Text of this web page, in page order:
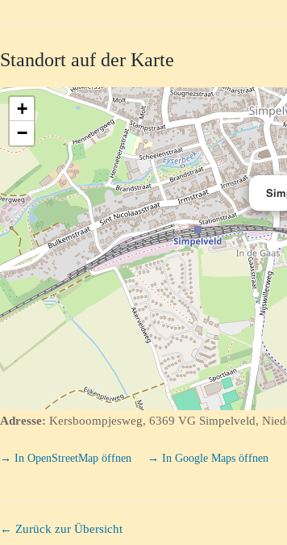
Standort auf der Karte
+
−
Adresse: Kersboompjesweg, 6369 VG Simpelveld,
→ In OpenStreetMap öffnen → In Google Maps öffnen
← Zurück zur Übersicht